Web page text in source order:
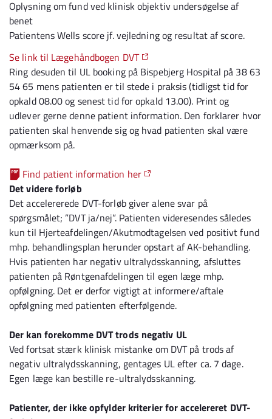
Oplysning om fund ved klinisk objektiv undersøgelse af
benet
Patientens Wells score jf. vejledning og resultat af score.
Se link til Lægehåndbogen DVT
Ring desuden til UL booking på Bispebjerg Hospital på 38 63
54 65 mens patienten er til stede i praksis (tidligst tid for
opkald 08.00 og senest tid for opkald 13.00). Print og
udlever gerne denne patient information. Den forklarer hvor
patienten skal henvende sig og hvad patienten skal være
opmærksom på.
Find patient information her
Det videre forløb
Det accelererede DVT-forløb giver alene svar på
spørgsmålet; ”DVT ja/nej”. Patienten videresendes således
kun til Hjerteafdelingen/Akutmodtagelsen ved positivt fund
mhp. behandlingsplan herunder opstart af AK-behandling.
Hvis patienten har negativ ultralydsskanning, afsluttes
patienten på Røntgenafdelingen til egen læge mhp.
opfølgning. Det er derfor vigtigt at informere/aftale
opfølgning med patienten efterfølgende.
Der kan forekomme DVT trods negativ UL
Ved fortsat stærk klinisk mistanke om DVT på trods af
negativ ultralydsskanning, gentages UL efter ca. 7 dage.
Egen læge kan bestille re-ultralydsskanning.
Patienter, der ikke opfylder kriterier for accelereret DVT-